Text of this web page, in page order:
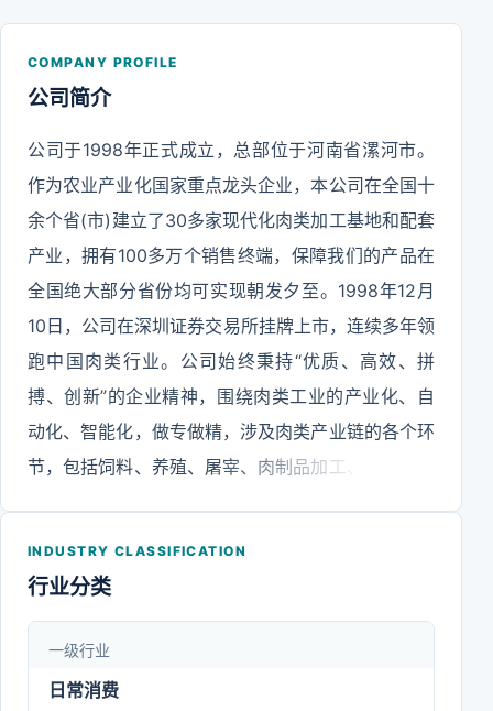
COMPANY PROFILE
公司简介
公司于1998年正式成立，总部位于河南省漯河市。
作为农业产业化国家重点龙头企业，本公司在全国十
余个省(市)建立了30多家现代化肉类加工基地和配套
产业，拥有100多万个销售终端，保障我们的产品在
全国绝大部分省份均可实现朝发夕至。1998年12月
10日，公司在深圳证券交易所挂牌上市，连续多年领
跑中国肉类行业。公司始终秉持“优质、高效、拼
搏、创新”的企业精神，围绕肉类工业的产业化、自
动化、智能化，做专做精，涉及肉类产业链的各个环
节，包括饲料、养殖、屠宰、肉制品加工、外贸、调
充分发挥产业链优势，打造中国肉类行业知名品牌--
化”的战略方针，在国内市场，顺应消费者新需求，
开发多元化、个性化、品质化、便捷化的产品，积极
INDUSTRY CLASSIFICATION
行业分类
一级行业
日常消费